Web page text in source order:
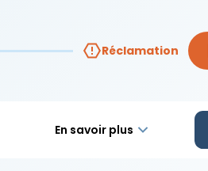
Réclamation
En savoir plus